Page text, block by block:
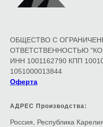
ОБЩЕСТВО С
ОТВЕТСТВЕННОСТЬЮ
ИНН 1001162790 КПП
1051000013844
Оферта
АДРЕС Производства:
Россия, Республика